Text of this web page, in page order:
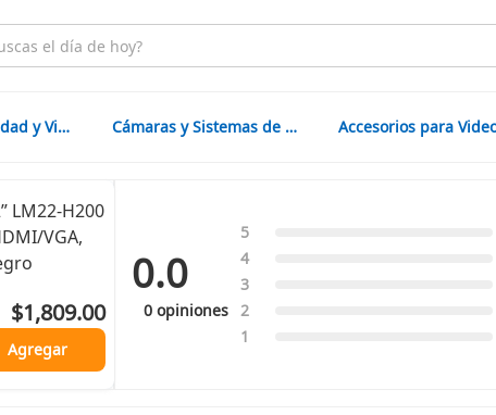
Seguridad y Vigilancia Cámaras y Sistemas de Vigilancia
LM22-H200
VGA,
$1,809.00
Agregar
0.0
0 opiniones
5
4
3
2
1